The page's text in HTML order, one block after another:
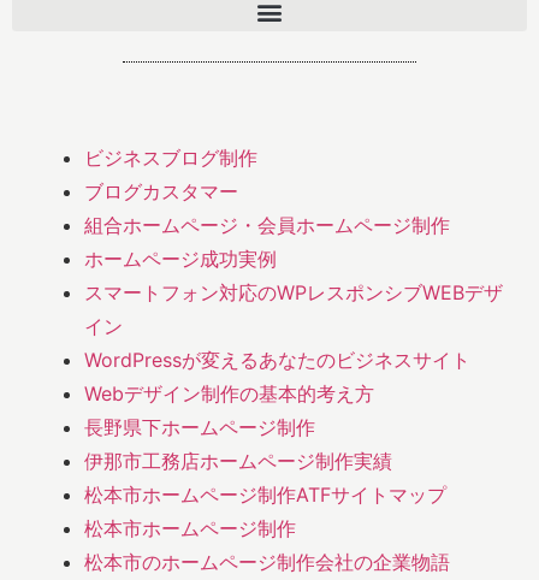
ビジネスブログ制作
ブログカスタマー
組合ホームページ・会員ホームページ制作
ホームページ成功実例
スマートフォン対応のWPレスポンシブWEBデザ
イン
WordPressが変えるあなたのビジネスサイト
Webデザイン制作の基本的考え方
長野県下ホームページ制作
伊那市工務店ホームページ制作実績
松本市ホームページ制作ATFサイトマップ
松本市ホームページ制作
松本市のホームページ制作会社の企業物語